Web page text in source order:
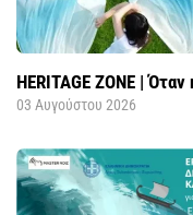
HERITAGE ZONE |
03 Αυγούστου 2026